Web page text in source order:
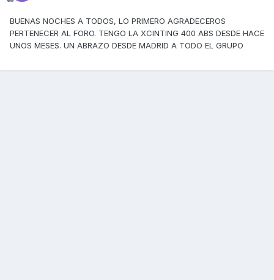
BUENAS NOCHES A TODOS, LO PRIMERO AGRADECEROS
PERTENECER AL FORO. TENGO LA XCINTING 400 ABS DESDE HACE
UNOS MESES. UN ABRAZO DESDE MADRID A TODO EL GRUPO